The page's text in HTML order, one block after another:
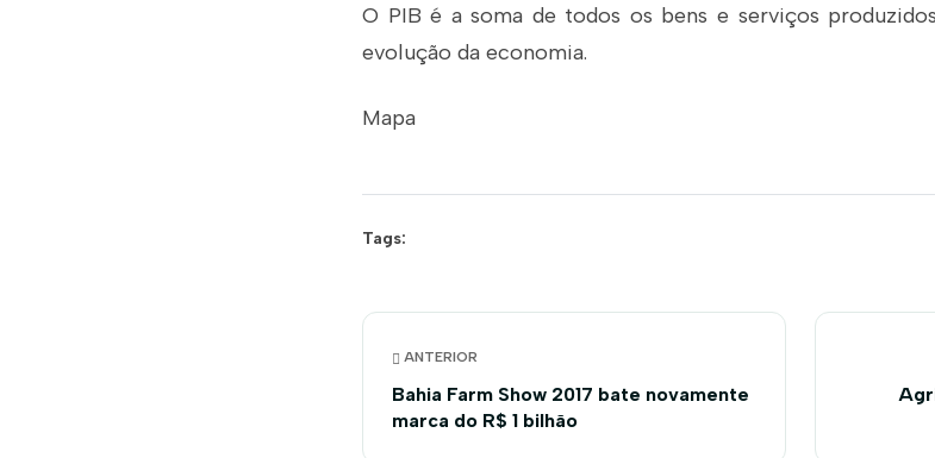
O PIB é a soma de todos os bens e serviços
evolução da economia.
Mapa
Tags:
ANTERIOR
Bahia Farm Show 2017 bate novamente
marca do R$ 1 bilhão